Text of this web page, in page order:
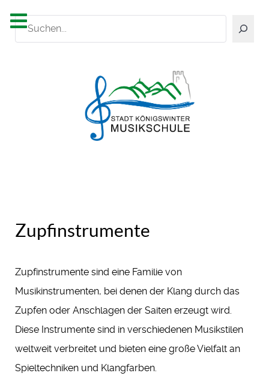
Suchen
Zupfinstrumente
Zupfinstrumente sind eine Familie von
Musikinstrumenten, bei denen der Klang durch das
Zupfen oder Anschlagen der Saiten erzeugt wird.
Diese Instrumente sind in verschiedenen Musikstilen
weltweit verbreitet und bieten eine große Vielfalt an
Spieltechniken und Klangfarben.